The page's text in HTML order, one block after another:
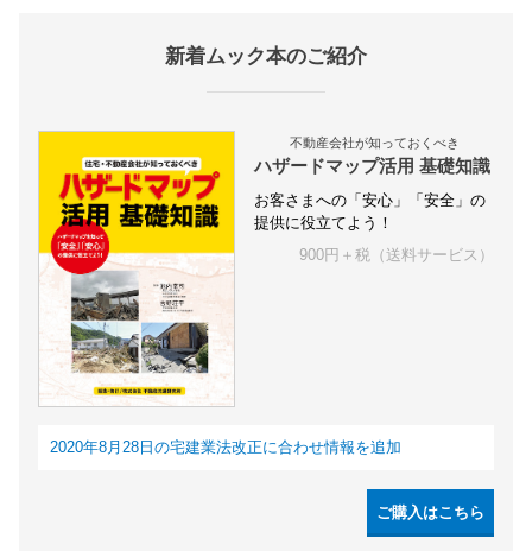
新着ムック本のご紹介
不動産会社が知っておくべき
ハザードマップ活用 基礎知識
お客さまへの「安心」「安全」の
提供に役立てよう！
900円＋税（送料サービス）
2020年8月28日の宅建業法改正に合わせ情報を追加
ご購入はこちら